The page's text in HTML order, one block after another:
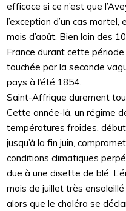
efficace si ce n’est que
l’exception d’un cas
mois d’août. Bien loin des
France durant cette
touchée par la seconde
pays à l’été 1854.
Saint-Affrique durement
Cette année-là, un régime
températures froides,
jusqu’à la fin juin,
conditions climatiques
due à une disette de blé.
mois de juillet très
alors que le choléra se